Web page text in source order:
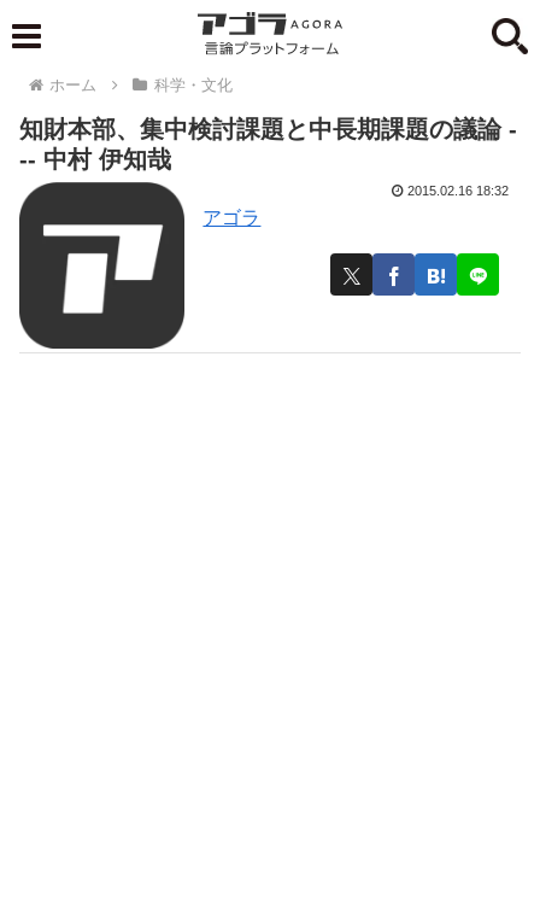
ホーム 科学・文化
知財本部、集中検討課題と中長期課題の議論 -
-- 中村 伊知哉
アゴラ
2015.02.16 18:32